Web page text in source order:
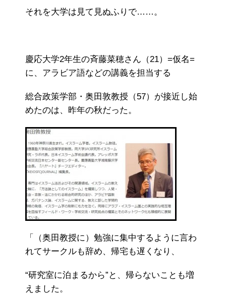
それを大学は見て見ぬふりで……。
慶応大学2年生の斉藤菜穂さん（21）=仮名=
に、アラビア語などの講義を担当する
総合政策学部・奥田敦教授（57）が接近し始
めたのは、昨年の秋だった。
「（奥田教授に）勉強に集中するように言わ
れてサークルも辞め、帰宅も遅くなり、
“研究室に泊まるから”と、帰らないことも増
えました。